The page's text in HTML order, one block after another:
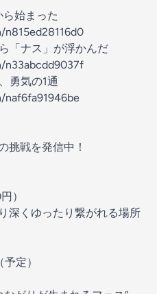
始まった
「ナス」が浮かんだ
n33abcdd9037f
勇気の1通
挑戦を発信中！
）
深くゆったり繋がれる場所
定）